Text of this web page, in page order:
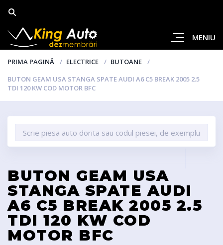
MENIU
PRIMA PAGINĂ ELECTRICE
BUTOANE
BUTON GEAM USA STANGA SPATE AUDI A6 C5 BREAK 2005 2.5
TDI 120 KW COD MOTOR BFC
BUTON GEAM USA
STANGA SPATE AUDI
A6 C5 BREAK 2005 2.5
TDI 120 KW COD
MOTOR BFC